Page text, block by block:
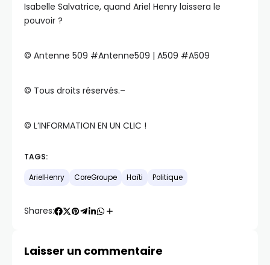
Isabelle Salvatrice, quand Ariel Henry laissera le
pouvoir ?
©️ Antenne 509 #Antenne509 | A509 #A509
©️ Tous droits réservés.–
©️ L’INFORMATION EN UN CLIC !
TAGS:
ArielHenry CoreGroupe Haïti Politique
Shares:
Laisser un commentaire